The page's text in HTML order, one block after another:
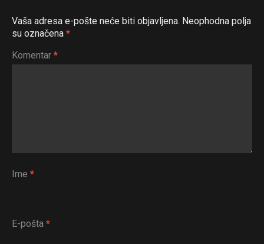
Vaša adresa e-pošte neće biti objavljena. Neophodna polja
su označena *
Komentar *
Ime *
E-pošta *